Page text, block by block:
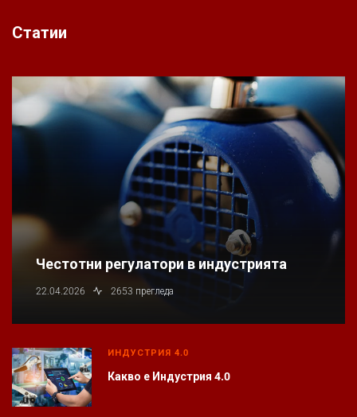
Статии
Честотни регулатори в индустрията
22.04.2026 2653 прегледа
ИНДУСТРИЯ 4.0
Какво е Индустрия 4.0